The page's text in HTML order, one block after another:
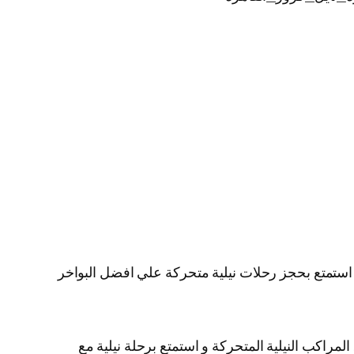
استمتع بحجز رحلات نيلية متحركة علي افضل البواخر
النيلية المتحركة و استمتع برحلة نيلية مع